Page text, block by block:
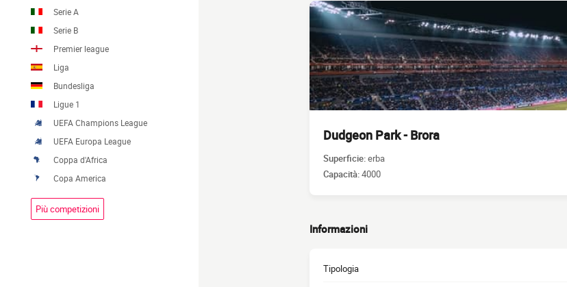
Serie A
Serie B
Premier league
Liga
Bundesliga
Ligue 1
UEFA Champions League
UEFA Europa League
Coppa d'Africa
Copa America
Più competizioni
Dudgeon Park - Brora
Superficie:erba
Capacità:4000
Informazioni
Tipologia